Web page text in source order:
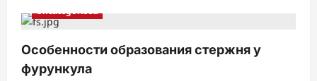
Uncategorised
Особенности образования стержня у
фурункула